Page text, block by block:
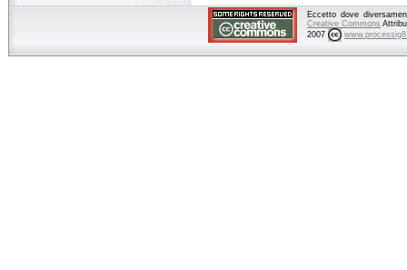
Eccetto dove
Creative Commons
2007